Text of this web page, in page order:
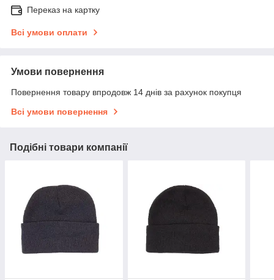
Переказ на картку
Всі умови оплати
Умови повернення
Повернення товару впродовж 14 днів за рахунок покупця
Всі умови повернення
Подібні товари компанії